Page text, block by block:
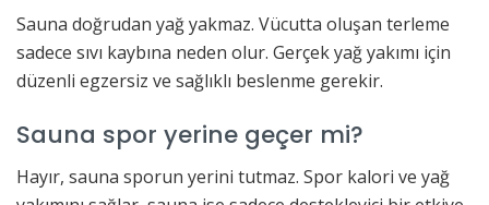
Sauna doğrudan yağ yakmaz. Vücutta oluşan terleme
sadece sıvı kaybına neden olur. Gerçek yağ yakımı için
düzenli egzersiz ve sağlıklı beslenme gerekir.
Sauna spor yerine geçer mi?
Hayır, sauna sporun yerini tutmaz. Spor kalori ve yağ